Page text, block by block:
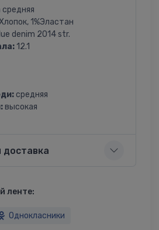
средняя
1%Эластан
denim 2014 str.
12.1
средняя
высокая
доставка
ленте:
Однокласники